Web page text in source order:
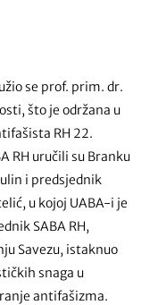
se prof. prim. dr.
što je održana u
RH 22.
RH uručili su Branku
i predsjednik
u kojoj UABA-i je
SABA RH,
Savezu, istaknuo
snaga u
antifašizma.